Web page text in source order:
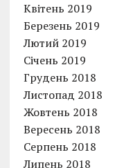
Квітень 2019
Березень 2019
Лютий 2019
Січень 2019
Грудень 2018
Листопад 2018
Жовтень 2018
Вересень 2018
Серпень 2018
Липень 2018